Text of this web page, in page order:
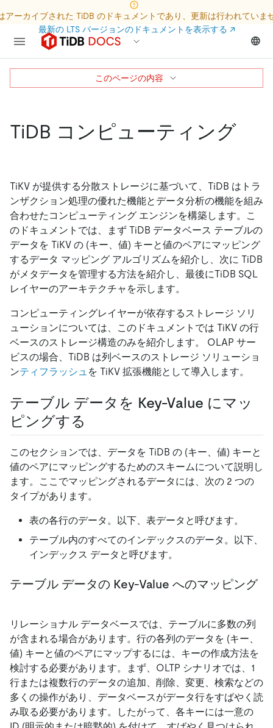
アーカイブされた TiDB のドキュメントであり、更新は行われていま
最新の LTS バージョンのドキュメントを表示する ↗
TiDB コンピューティング
TiKV が提供する分散ストレージに基づいて、TiDB はトラ
ンザクション処理の優れた機能とデータ分析の機能を組み
合わせたコンピューティング エンジンを構築します。こ
のドキュメントでは、まず TiDB データベース テーブルの
データを TiKV の (キー、値) キーと値のペアにマッピング
するデータ マッピング アルゴリズムを紹介し、次に TiDB
がメタデータを管理する方法を紹介し、最後にTiDB SQL
レイヤーのアーキテクチャを示します。
コンピューティングレイヤーが依存するストレージ ソリ
ューションについては、このドキュメントでは TiKV の行
ベースのストレージ構造のみを紹介します。 OLAP サー
ビスの場合、TiDB は列ベースのストレージ ソリューショ
ンティフラッシュ を TiKV 拡張機能として導入します。
テーブル データを Key-Value にマッ
ピングする
このセクションでは、データを TiDB の (キー、値) キーと
値のペアにマッピングするためのスキームについて説明し
ます。ここでマッピングされるデータには、次の 2 つの
タイプがあります。
表の各行のデータ。以下、表データと呼びます。
テーブル内のすべてのインデックスのデータ。以下、
インデックス データと呼びます。
テーブル データの Key-Value へのマッピング
リレーショナル データベースでは、テーブルに多数の列
が含まれる場合があります。行の各列のデータを (キー、
値) キーと値のペアにマップするには、キーの作成方法を
検討する必要があります。まず、OLTP シナリオでは、1
行または複数行のデータの追加、削除、変更、検索などの
多くの操作があり、データベースがデータ行をすばやく読
み取る必要があります。したがって、各キーには一意の
このページの内容